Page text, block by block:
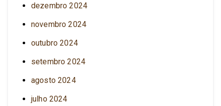
dezembro 2024
novembro 2024
outubro 2024
setembro 2024
agosto 2024
julho 2024